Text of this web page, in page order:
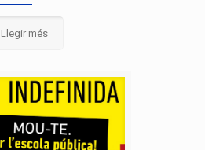
Llegir més